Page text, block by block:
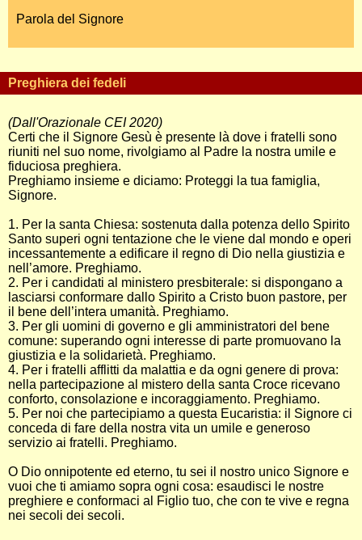
Parola del Signore
Preghiera dei fedeli
(Dall'Orazionale CEI 2020)
Certi che il Signore Gesù è presente là dove i fratelli sono
riuniti nel suo nome, rivolgiamo al Padre la nostra umile e
fiduciosa preghiera.
Preghiamo insieme e diciamo: Proteggi la tua famiglia,
Signore.
1. Per la santa Chiesa: sostenuta dalla potenza dello Spirito
Santo superi ogni tentazione che le viene dal mondo e operi
incessantemente a edificare il regno di Dio nella giustizia e
nell’amore. Preghiamo.
2. Per i candidati al ministero presbiterale: si dispongano a
lasciarsi conformare dallo Spirito a Cristo buon pastore, per
il bene dell’intera umanità. Preghiamo.
3. Per gli uomini di governo e gli amministratori del bene
comune: superando ogni interesse di parte promuovano la
giustizia e la solidarietà. Preghiamo.
4. Per i fratelli afflitti da malattia e da ogni genere di prova:
nella partecipazione al mistero della santa Croce ricevano
conforto, consolazione e incoraggiamento. Preghiamo.
5. Per noi che partecipiamo a questa Eucaristia: il Signore ci
conceda di fare della nostra vita un umile e generoso
servizio ai fratelli. Preghiamo.
O Dio onnipotente ed eterno, tu sei il nostro unico Signore e
vuoi che ti amiamo sopra ogni cosa: esaudisci le nostre
preghiere e conformaci al Figlio tuo, che con te vive e regna
nei secoli dei secoli.